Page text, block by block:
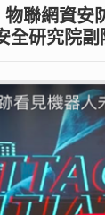
聯網資安
研究院副